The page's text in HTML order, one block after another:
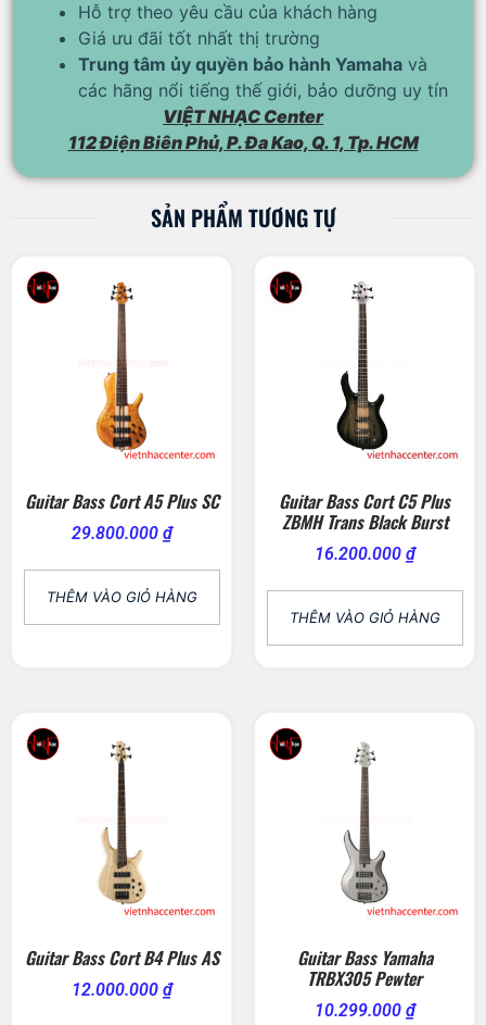
Hỗ trợ theo yêu cầu của khách hàng
Giá ưu đãi tốt nhất thị trường
Trung tâm ủy quyền bảo hành Yamaha và
các hãng nổi tiếng thế giới, bảo dưỡng uy tín
VIỆT NHẠC Center
112 Điện Biên Phủ, P. Đa Kao, Q. 1, Tp. HCM
SẢN PHẨM TƯƠNG TỰ
Guitar Bass Cort A5 Plus SC
29.800.000 ₫
THÊM VÀO GIỎ HÀNG
Guitar Bass Cort C5 Plus
ZBMH Trans Black Burst
16.200.000 ₫
THÊM VÀO GIỎ HÀNG
Guitar Bass Cort B4 Plus AS
12.000.000 ₫
Guitar Bass Yamaha
TRBX305 Pewter
10.299.000 ₫